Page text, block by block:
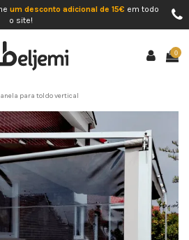
um desconto adicional de 15€ em todo
o site!
0
para toldo vertical